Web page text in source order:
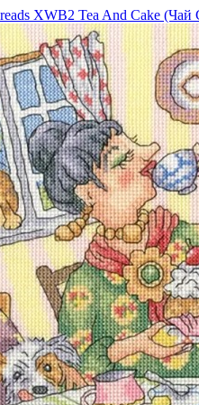
XWB2 Tea And Cake (Чай